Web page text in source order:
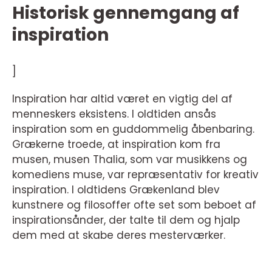
Historisk gennemgang af
inspiration
Inspiration har altid været en vigtig del af
menneskers eksistens. I oldtiden ansås
inspiration som en guddommelig åbenbaring.
Grækerne troede, at inspiration kom fra
musen, musen Thalia, som var musikkens og
komediens muse, var repræsentativ for kreativ
inspiration. I oldtidens Grækenland blev
kunstnere og filosoffer ofte set som beboet af
inspirationsånder, der talte til dem og hjalp
dem med at skabe deres mesterværker.